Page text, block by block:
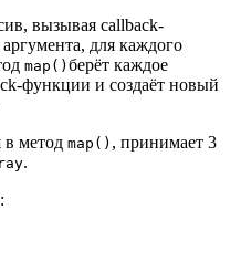
вызывая callback-
для каждого
map() берёт каждое
функции и создаёт новый
в метод map() , принимает 3
.